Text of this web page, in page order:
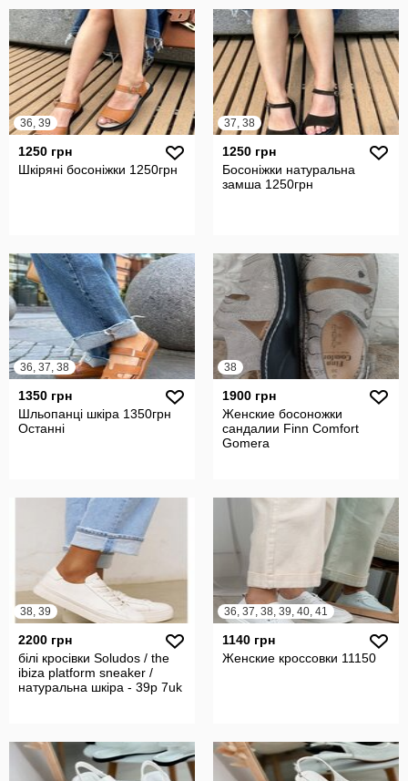
36, 39
1250 грн
Шкіряні босоніжки 1250грн
37, 38
1250 грн
Босоніжки натуральна
замша 1250грн
36, 37, 38
1350 грн
Шльопанці шкіра 1350грн
Останні
38
1900 грн
Женские босоножки
сандалии Finn Comfort
Gomera
38, 39
2200 грн
білі кросівки Soludos / the
ibiza platform sneaker /
натуральна шкіра - 39р 7uk
36, 37, 38, 39, 40, 41
1140 грн
Женские кроссовки 11150